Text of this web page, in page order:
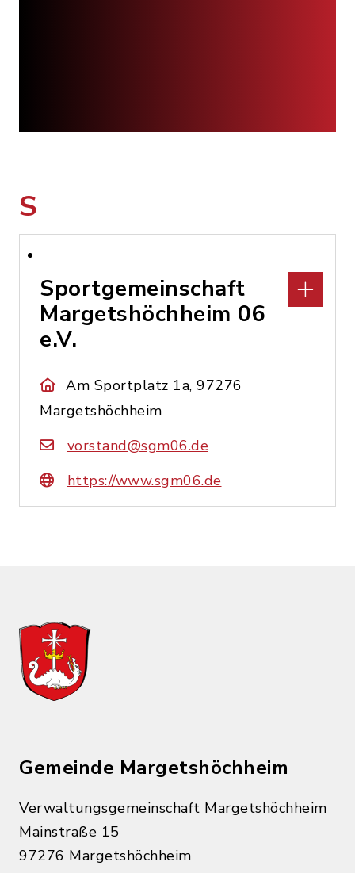
S
Sportgemeinschaft
Margetshöchheim 06
e.V.
Am Sportplatz 1a, 97276
Margetshöchheim
vorstand@sgm06.de
https://www.sgm06.de
Gemeinde Margetshöchheim
Verwaltungsgemeinschaft Margetshöchheim
Mainstraße 15
97276 Margetshöchheim